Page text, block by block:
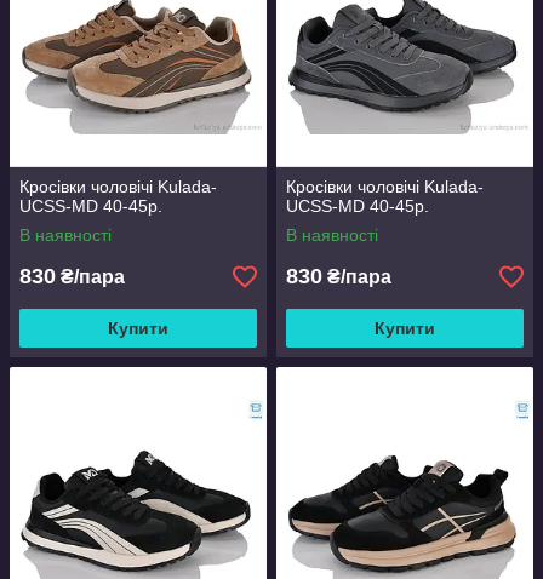
Кросівки чоловічі Kulada-
UCSS-MD 40-45р.
В наявності
830 ₴/пара
Купити
Кросівки чоловічі Kulada-
UCSS-MD 40-45р.
В наявності
830 ₴/пара
Купити